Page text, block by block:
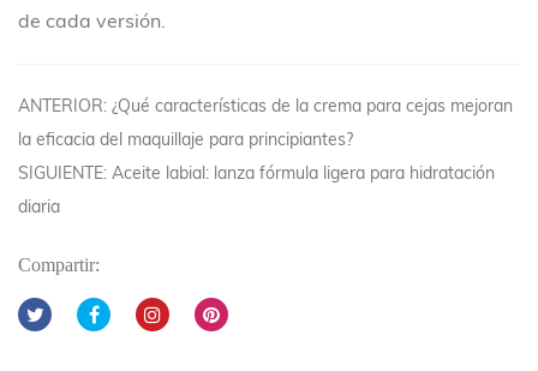
de cada versión.
ANTERIOR: ¿Qué características de la crema para cejas mejoran
la eficacia del maquillaje para principiantes?
SIGUIENTE: Aceite labial: lanza fórmula ligera para hidratación
diaria
Compartir: